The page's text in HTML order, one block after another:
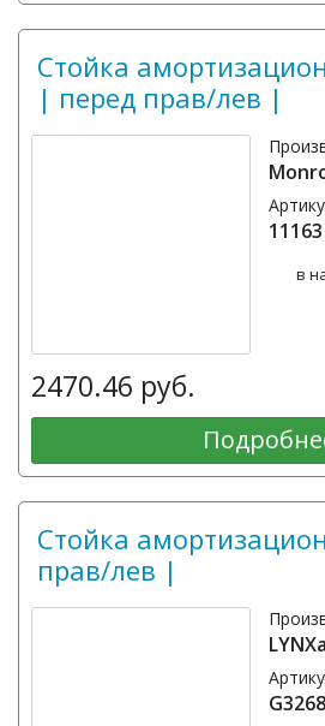
Стойка
| перед прав/лев |
11163
в
2470.46 руб.
Стойка
прав/лев |